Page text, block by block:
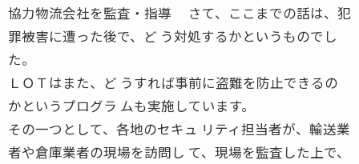
協力物流会社を監査・指導 さて、ここまでの話は、犯
罪被害に遭った後で、ど う対処するかというものでし
た。
ＬＯＴはまた、ど うすれば事前に盗難を防止できるの
かというプログラ ムも実施しています。
その一つとして、各地のセキュ リティ担当者が、輸送業
者や倉庫業者の現場を訪問し て、現場を監査した上で、